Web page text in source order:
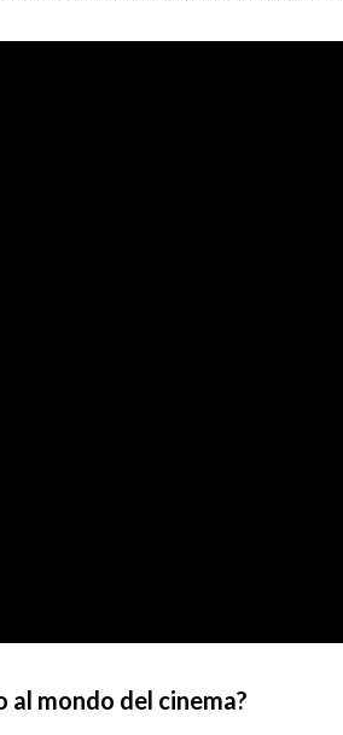
mondo del cinema?